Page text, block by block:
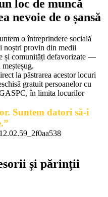
loc de muncă
nevoie de o șansă
o întreprindere socială
noștri provin din medii
și comunități defavorizate —
la păstrarea acestor locuri
gratuit persoanelor cu
în limita locurilor
Suntem datori să-i
și părinții